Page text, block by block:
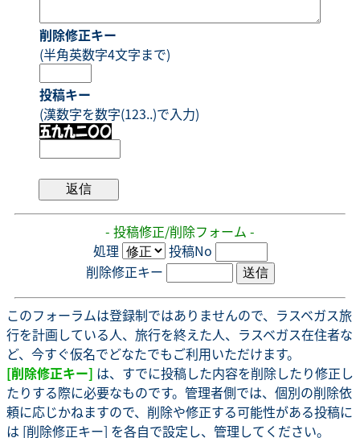
削除修正キー
(半角英数字4文字まで)
投稿キー
(漢数字を数字(123..)で入力)
- 投稿修正/削除フォーム -
処理
投稿No
削除修正キー
このフォーラムは登録制ではありませんので、ラスベガス旅
行を計画している人、旅行を終えた人、ラスベガス在住者な
ど、今すぐ仮名でどなたでもご利用いただけます。
[削除修正キー] は、すでに投稿した内容を削除したり修正し
たりする際に必要なものです。管理者側では、個別の削除依
頼に応じかねますので、削除や修正する可能性がある投稿に
は [削除修正キー] を各自で設定し、管理してください。